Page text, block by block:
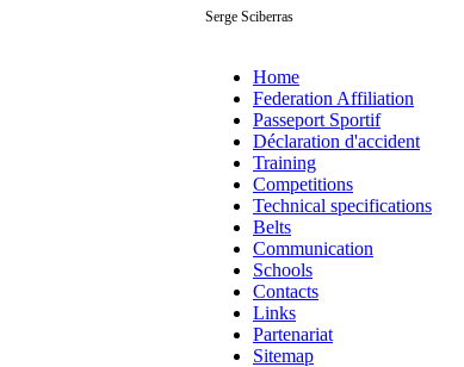
Serge Sciberras
Home
Federation Affiliation
Passeport Sportif
Déclaration d'accident
Training
Competitions
Technical specifications
Belts
Communication
Schools
Contacts
Links
Partenariat
Sitemap